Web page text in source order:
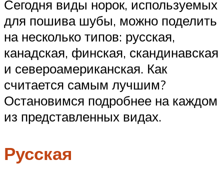
Сегодня виды норок, используемых
для пошива шубы, можно поделить
на несколько типов: русская,
канадская, финская, скандинавская
и североамериканская. Как
считается самым лучшим?
Остановимся подробнее на каждом
из представленных видах.
Русская